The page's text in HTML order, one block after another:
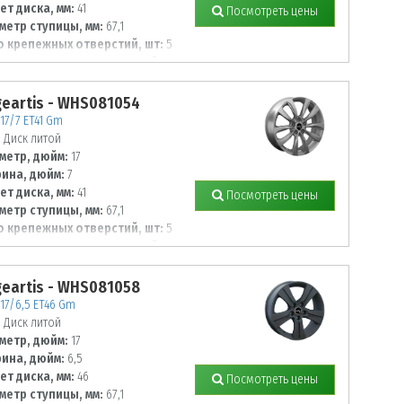
диска, мм: 41
ступицы, мм: 67,1
крепежных отверстий, шт: 5
располож. отверстий, мм:
Посмотреть цены
- WHS081054
7 ET41 Gm
Диск литой
дюйм: 17
дюйм: 7
диска, мм: 41
ступицы, мм: 67,1
крепежных отверстий, шт: 5
располож. отверстий, мм:
Посмотреть цены
- WHS081058
6,5 ET46 Gm
Диск литой
дюйм: 17
дюйм: 6,5
диска, мм: 46
ступицы, мм: 67,1
Посмотреть цены